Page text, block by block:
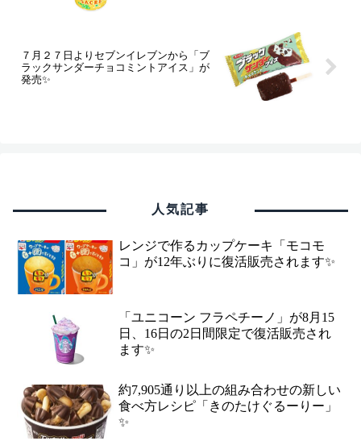
７月２７日よりセブンイレブンから「ブ
ラックサンダーチョコミントアイス」が
発売✨
人気記事
レンジで作るカップケーキ「モコモ
コ」が12年ぶりに復活販売されます✨
「ユニコーン フラペチーノ」が8月15
日、16日の2日間限定で復活販売され
ます✨
約7,905通り以上の組み合わせの新しい
食べ方レシピ「きのたけぐるーりー」
✨